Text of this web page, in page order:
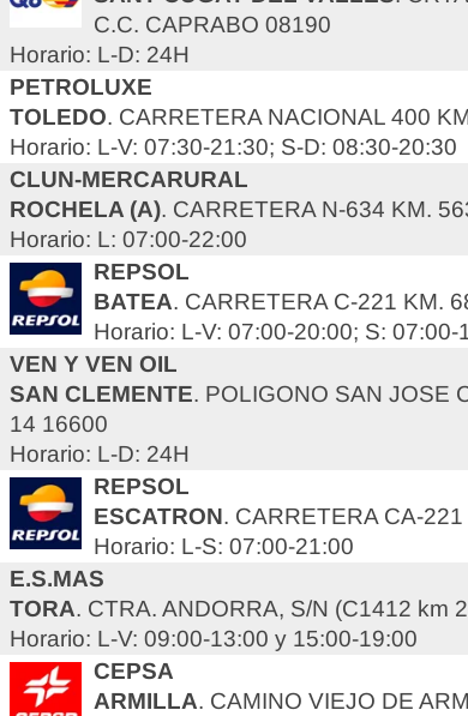
C.C. CAPRABO 08190
Horario: L-D: 24H
PETROLUXE
TOLEDO. CARRETERA NACIONAL 400
Horario: L-V: 07:30-21:30; S-D: 08:30-20:30
CLUN-MERCARURAL
ROCHELA (A). CARRETERA N-634 KM.
Horario: L: 07:00-22:00
REPSOL
BATEA. CARRETERA C-221 KM.
Horario: L-V: 07:00-20:00; S: 07:00-
VEN Y VEN OIL
SAN CLEMENTE. POLIGONO SAN JOSE
14 16600
Horario: L-D: 24H
REPSOL
ESCATRON. CARRETERA CA-
Horario: L-S: 07:00-21:00
E.S.MAS
TORA. CTRA. ANDORRA, S/N (C1412 km
Horario: L-V: 09:00-13:00 y 15:00-19:00
CEPSA
ARMILLA. CAMINO VIEJO DE